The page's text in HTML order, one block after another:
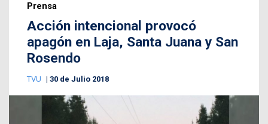
Prensa
Acción intencional provocó
apagón en Laja, Santa Juana y San
Rosendo
TVU 30 de Julio 2018